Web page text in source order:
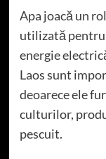
Apa joacă un
utilizată
energie
Laos sunt
deoarece ele
culturilor,
pescuit.